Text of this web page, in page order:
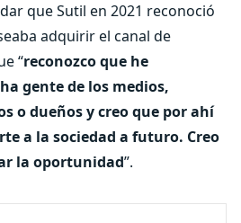
que Sutil en 2021 reconoció
adquirir el canal de
“reconozco que he
gente de los medios,
o dueños y creo que por ahí
a la sociedad a futuro. Creo
la oportunidad”.